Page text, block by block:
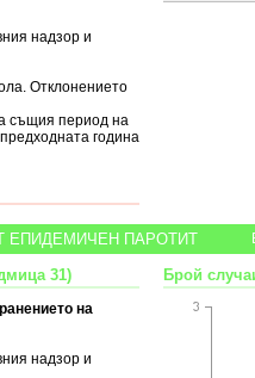
надзор и
Отклонението
същия период на
година
ЕПИДЕМИЧЕН ПАРОТИТ
Брой
31)
на
надзор и